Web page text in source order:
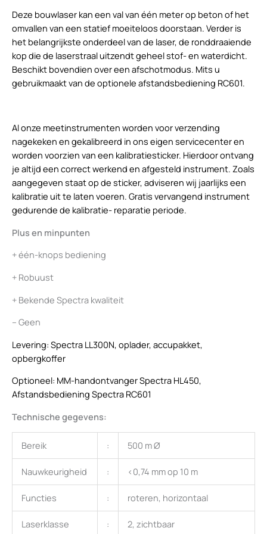
Deze bouwlaser kan een val van één meter op beton of het
omvallen van een statief moeiteloos doorstaan. Verder is
het belangrijkste onderdeel van de laser, de ronddraaiende
kop die de laserstraal uitzendt geheel stof- en waterdicht.
Beschikt bovendien over een afschotmodus. Mits u
gebruikmaakt van de optionele afstandsbediening RC601.
Al onze meetinstrumenten worden voor verzending
nagekeken en gekalibreerd in ons eigen servicecenter en
worden voorzien van een kalibratiesticker. Hierdoor ontvang
je altijd een correct werkend en afgesteld instrument. Zoals
aangegeven staat op de sticker, adviseren wij jaarlijks een
kalibratie uit te laten voeren. Gratis vervangend instrument
gedurende de kalibratie- reparatie periode.
Plus en minpunten
+ één-knops bediening
+ Robuust
+ Bekende Spectra kwaliteit
– Geen
Levering: Spectra LL300N, oplader, accupakket,
opbergkoffer
Optioneel: MM-handontvanger Spectra HL450,
Afstandsbediening Spectra RC601
Technische gegevens:
Bereik : 500 m Ø
Nauwkeurigheid : <0,74 mm op 10 m
Functies : roteren, horizontaal
Laserklasse : 2, zichtbaar